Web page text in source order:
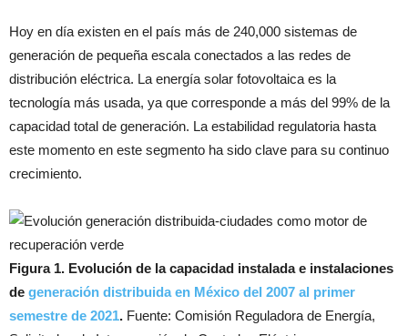
Hoy en día existen en el país más de 240,000 sistemas de
generación de pequeña escala conectados a las redes de
distribución eléctrica. La energía solar fotovoltaica es la
tecnología más usada, ya que corresponde a más del 99% de la
capacidad total de generación. La estabilidad regulatoria hasta
este momento en este segmento ha sido clave para su continuo
crecimiento.
Figura 1. Evolución de la capacidad instalada e instalaciones
de generación distribuida en México del 2007 al primer
semestre de 2021. Fuente: Comisión Reguladora de Energía,